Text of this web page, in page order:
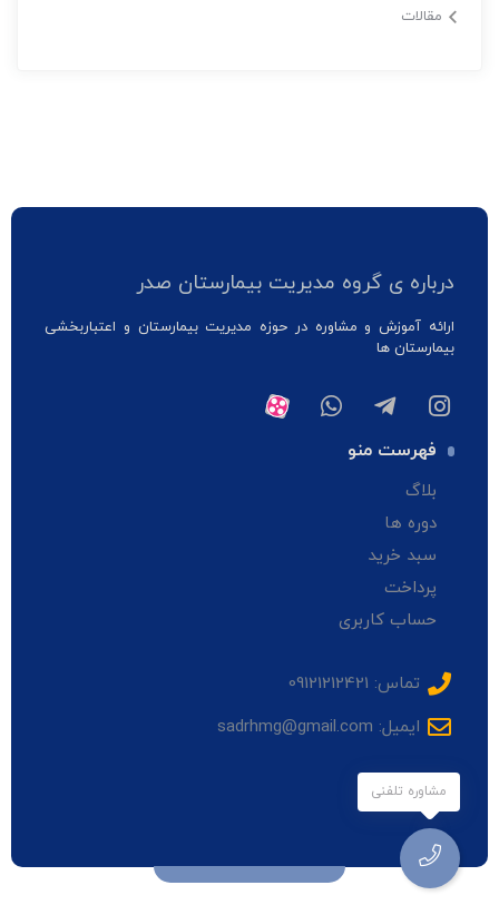
مقالات
درباره ی گروه مدیریت بیمارستان صدر
ارائه آموزش و مشاوره در حوزه مدیریت بیمارستان و اعتباربخشی
بیمارستان ها
فهرست منو
بلاگ
دوره ها
سبد خرید
پرداخت
حساب کاربری
تماس: 09121212421
ایمیل: sadrhmg@gmail.com
مشاوره تلفنی